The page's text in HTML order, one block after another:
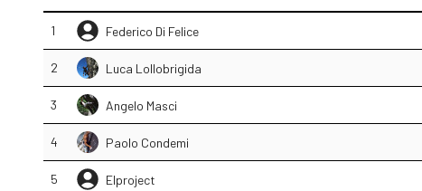
1 Federico Di Felice
2 Luca Lollobrigida
3 Angelo Masci
4 Paolo Condemi
5 Elproject